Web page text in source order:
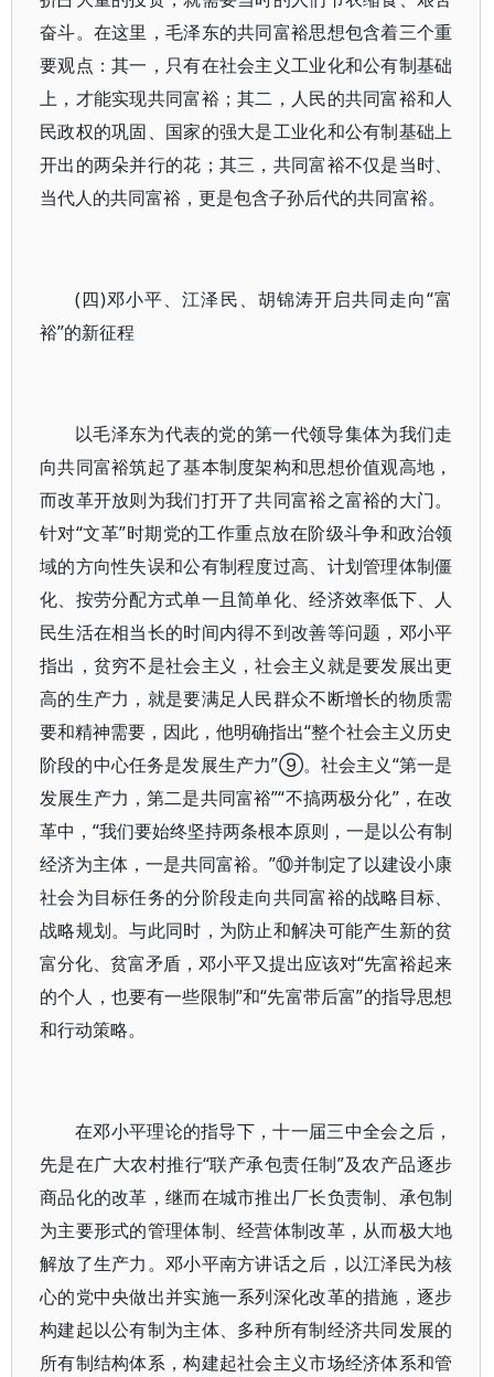
奋斗。在这里，毛泽东的共同富裕思想包含着三个重
要观点：其一，只有在社会主义工业化和公有制基础
上，才能实现共同富裕；其二，人民的共同富裕和人
民政权的巩固、国家的强大是工业化和公有制基础上
开出的两朵并行的花；其三，共同富裕不仅是当时、
当代人的共同富裕，更是包含子孙后代的共同富裕。
(四)邓小平、江泽民、胡锦涛开启共同走向“富
裕”的新征程
以毛泽东为代表的党的第一代领导集体为我们走
向共同富裕筑起了基本制度架构和思想价值观高地，
而改革开放则为我们打开了共同富裕之富裕的大门。
针对“文革”时期党的工作重点放在阶级斗争和政治领
域的方向性失误和公有制程度过高、计划管理体制僵
化、按劳分配方式单一且简单化、经济效率低下、人
民生活在相当长的时间内得不到改善等问题，邓小平
指出，贫穷不是社会主义，社会主义就是要发展出更
高的生产力，就是要满足人民群众不断增长的物质需
要和精神需要，因此，他明确指出“整个社会主义历史
阶段的中心任务是发展生产力”⑨。社会主义“第一是
发展生产力，第二是共同富裕”“不搞两极分化”，在改
革中，“我们要始终坚持两条根本原则，一是以公有制
经济为主体，一是共同富裕。”⑩并制定了以建设小康
社会为目标任务的分阶段走向共同富裕的战略目标、
战略规划。与此同时，为防止和解决可能产生新的贫
富分化、贫富矛盾，邓小平又提出应该对“先富裕起来
的个人，也要有一些限制”和“先富带后富”的指导思想
和行动策略。
在邓小平理论的指导下，十一届三中全会之后，
先是在广大农村推行“联产承包责任制”及农产品逐步
商品化的改革，继而在城市推出厂长负责制、承包制
为主要形式的管理体制、经营体制改革，从而极大地
解放了生产力。邓小平南方讲话之后，以江泽民为核
心的党中央做出并实施一系列深化改革的措施，逐步
构建起以公有制为主体、多种所有制经济共同发展的
所有制结构体系，构建起社会主义市场经济体系和管